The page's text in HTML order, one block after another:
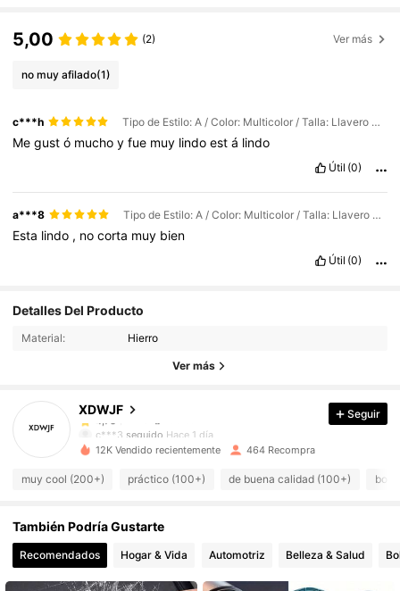
5,00 (2) Ver más
no muy afilado(1)
c***h Tipo de Estilo: A / Color: Multicolor / Talla: Llavero multiusos/rompeventanas/color aleatorio 2 piezas
Megustó muchoyfue muy lindoestá lindo
Útil (0)
a***8 Tipo de Estilo: A / Color: Multicolor / Talla: Llavero multiusos/rompeventanas/color aleatorio 1 pieza
Esta lindo , nocorta muy bien
Útil (0)
Detalles Del Producto
Material: Hierro
Ver más
XDWJF
4,76 171 Seguidores
171 Seguidores
171 Seguidores
4,76
171 Seguidores
c***3
seguido Hace 1 día
4,76
4,76
4,76 171 Seguidores
4,76 171 Seguidores
4,76 171 Seguidores
Seguir
12K Vendido recientemente 464 Recompra
muy cool (200+) práctico (100+) de buena calidad (100+)
También Podría Gustarte
Recomendados Hogar & Vida Automotriz Belleza & Salud